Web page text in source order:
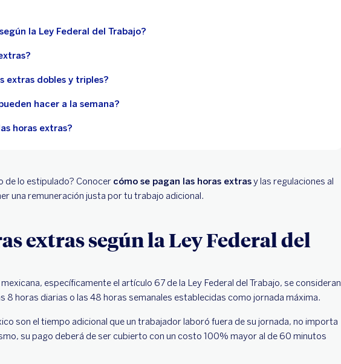
la Ley Federal del Trabajo?
extras dobles y triples?
hacer a la semana?
horas extras?
de lo estipulado? Conocer cómo se pagan las horas extrasy las regulaciones al
una remuneración justa por tu trabajo adicional.
extras según la Ley Federal del
específicamente el artículo 67 de la Ley Federal del Trabajo, se consideran
8 horas diarias o las 48 horas semanales establecidas como jornada máxima.
son el tiempo adicional que un trabajador laboró fuera de su jornada, no importa
su pago deberá de ser cubierto con un costo 100% mayor al de 60 minutos